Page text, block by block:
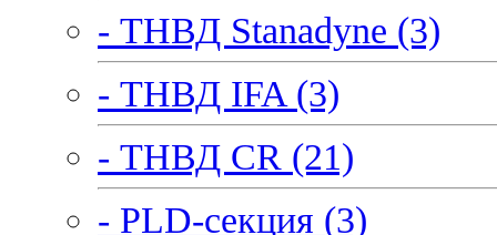
- ТНВД Stanadyne (3)
- ТНВД IFA (3)
- ТНВД CR (21)
- PLD-секция (3)